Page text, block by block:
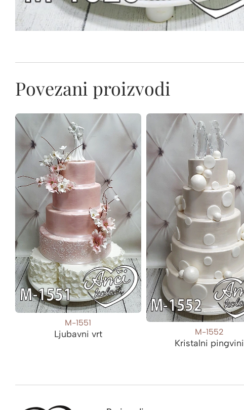
Povezani proizvodi
M-1551
Ljubavni vrt M-1552
Kristalni pingvini